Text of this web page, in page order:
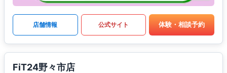
店舗情報 公式サイト 体験・相談予約
FiT24野々市店